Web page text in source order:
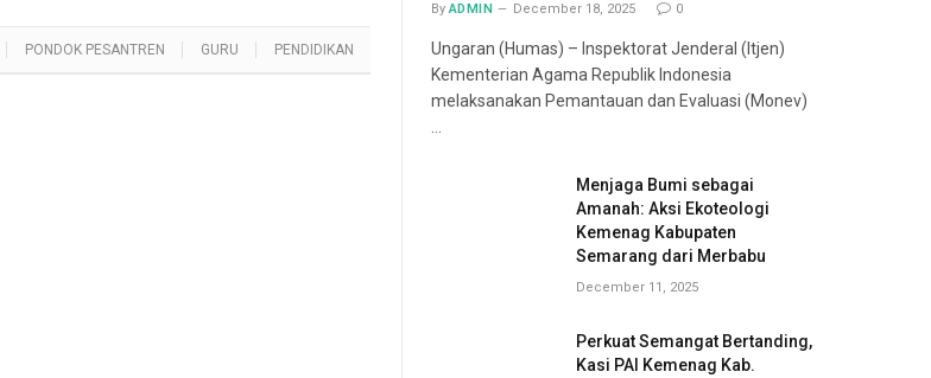
PONDOK PESANTREN GURU PENDIDIKAN
By ADMIN December 18, 2025 0
Ungaran (Humas) – Inspektorat Jenderal (Itjen)
Kementerian Agama Republik Indonesia
melaksanakan Pemantauan dan Evaluasi (Monev)
…
Menjaga Bumi sebagai
Amanah: Aksi Ekoteologi
Kemenag Kabupaten
Semarang dari Merbabu
December 11, 2025
Perkuat Semangat Bertanding,
Kasi PAI Kemenag Kab.